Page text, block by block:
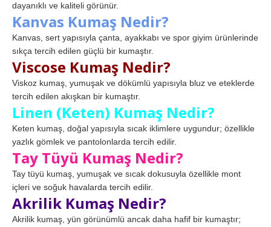
dayanıklı ve kaliteli görünür.
Kanvas Kumaş Nedir?
Kanvas, sert yapısıyla çanta, ayakkabı ve spor giyim ürünlerinde
sıkça tercih edilen güçlü bir kumaştır.
Viscose Kumaş Nedir?
Viskoz kumaş, yumuşak ve dökümlü yapısıyla bluz ve eteklerde
tercih edilen akışkan bir kumaştır.
Linen (Keten) Kumaş Nedir?
Keten kumaş, doğal yapısıyla sıcak iklimlere uygundur; özellikle
yazlık gömlek ve pantolonlarda tercih edilir.
Tay Tüyü Kumaş Nedir?
Tay tüyü kumaş, yumuşak ve sıcak dokusuyla özellikle mont
içleri ve soğuk havalarda tercih edilir.
Akrilik Kumaş Nedir?
Akrilik kumaş, yün görünümlü ancak daha hafif bir kumaştır;